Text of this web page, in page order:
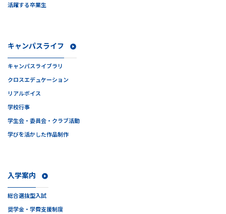
活躍する卒業生
入学案内
総合選抜型入試
奨学金・学費支援制度
キャンパスライフ
キャンパスライブラリ
クロスエデュケーション
リアルボイス
学校行事
学生会・委員会・クラブ活動
学びを活かした作品制作